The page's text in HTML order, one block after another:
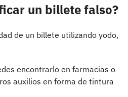
un billete falso?
de un billete utilizando yodo,
encontrarlo en farmacias o
auxilios en forma de tintura